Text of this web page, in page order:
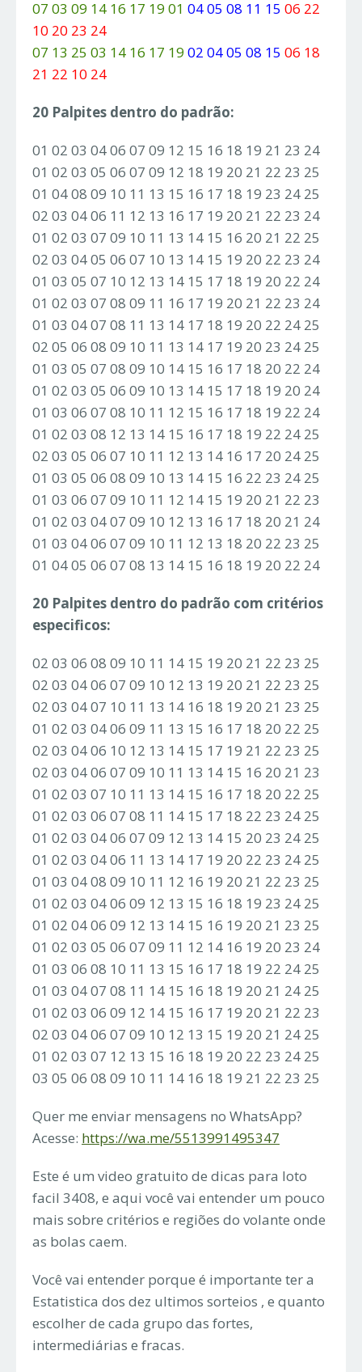
07 03 09 14 16 17 19 01 04 05 08 11 15 06 22
10 20 23 24
07 13 25 03 14 16 17 19 02 04 05 08 15 06 18
21 22 10 24
20 Palpites dentro do padrão:
01 02 03 04 06 07 09 12 15 16 18 19 21 23 24
01 02 03 05 06 07 09 12 18 19 20 21 22 23 25
01 04 08 09 10 11 13 15 16 17 18 19 23 24 25
02 03 04 06 11 12 13 16 17 19 20 21 22 23 24
01 02 03 07 09 10 11 13 14 15 16 20 21 22 25
02 03 04 05 06 07 10 13 14 15 19 20 22 23 24
01 03 05 07 10 12 13 14 15 17 18 19 20 22 24
01 02 03 07 08 09 11 16 17 19 20 21 22 23 24
01 03 04 07 08 11 13 14 17 18 19 20 22 24 25
02 05 06 08 09 10 11 13 14 17 19 20 23 24 25
01 03 05 07 08 09 10 14 15 16 17 18 20 22 24
01 02 03 05 06 09 10 13 14 15 17 18 19 20 24
01 03 06 07 08 10 11 12 15 16 17 18 19 22 24
01 02 03 08 12 13 14 15 16 17 18 19 22 24 25
02 03 05 06 07 10 11 12 13 14 16 17 20 24 25
01 03 05 06 08 09 10 13 14 15 16 22 23 24 25
01 03 06 07 09 10 11 12 14 15 19 20 21 22 23
01 02 03 04 07 09 10 12 13 16 17 18 20 21 24
01 03 04 06 07 09 10 11 12 13 18 20 22 23 25
01 04 05 06 07 08 13 14 15 16 18 19 20 22 24
20 Palpites dentro do padrão com critérios
especificos:
02 03 06 08 09 10 11 14 15 19 20 21 22 23 25
02 03 04 06 07 09 10 12 13 19 20 21 22 23 25
02 03 04 07 10 11 13 14 16 18 19 20 21 23 25
01 02 03 04 06 09 11 13 15 16 17 18 20 22 25
02 03 04 06 10 12 13 14 15 17 19 21 22 23 25
02 03 04 06 07 09 10 11 13 14 15 16 20 21 23
01 02 03 07 10 11 13 14 15 16 17 18 20 22 25
01 02 03 06 07 08 11 14 15 17 18 22 23 24 25
01 02 03 04 06 07 09 12 13 14 15 20 23 24 25
01 02 03 04 06 11 13 14 17 19 20 22 23 24 25
01 03 04 08 09 10 11 12 16 19 20 21 22 23 25
01 02 03 04 06 09 12 13 15 16 18 19 23 24 25
01 02 04 06 09 12 13 14 15 16 19 20 21 23 25
01 02 03 05 06 07 09 11 12 14 16 19 20 23 24
01 03 06 08 10 11 13 15 16 17 18 19 22 24 25
01 03 04 07 08 11 14 15 16 18 19 20 21 24 25
01 02 03 06 09 12 14 15 16 17 19 20 21 22 23
02 03 04 06 07 09 10 12 13 15 19 20 21 24 25
01 02 03 07 12 13 15 16 18 19 20 22 23 24 25
03 05 06 08 09 10 11 14 16 18 19 21 22 23 25
Quer me enviar mensagens no WhatsApp?
Acesse: https://wa.me/5513991495347
Este é um video gratuito de dicas para loto
facil 3408, e aqui você vai entender um pouco
mais sobre critérios e regiões do volante onde
as bolas caem.
Você vai entender porque é importante ter a
Estatistica dos dez ultimos sorteios , e quanto
escolher de cada grupo das fortes,
intermediárias e fracas.